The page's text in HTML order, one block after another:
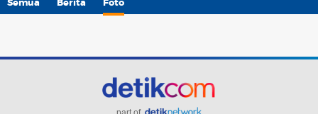
Semua Berita Foto